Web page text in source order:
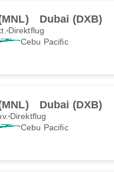
Dubai (DXB)
Direktflug
Cebu Pacific
Dubai (DXB)
Direktflug
Cebu Pacific